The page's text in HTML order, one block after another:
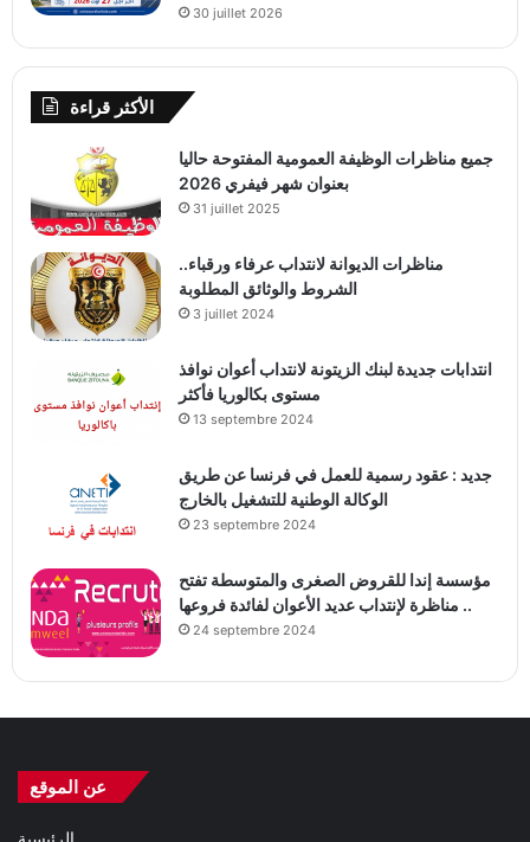
30 juillet 2026
الأكثر قراءة
جميع مناظرات الوظيفة العمومية المفتوحة حاليا
بعنوان شهر فيفري 2026
31 juillet 2025
مناظرات الديوانة لانتداب عرفاء ورقباء..
الشروط والوثائق المطلوبة
3 juillet 2024
انتدابات جديدة لبنك الزيتونة لانتداب أعوان نوافذ
مستوى بكالوريا فأكثر
13 septembre 2024
جديد : عقود رسمية للعمل في فرنسا عن طريق
الوكالة الوطنية للتشغيل بالخارج
23 septembre 2024
مؤسسة إندا للقروض الصغرى والمتوسطة تفتح
مناظرة لإنتداب عديد الأعوان لفائدة فروعها ..
24 septembre 2024
عن الموقع